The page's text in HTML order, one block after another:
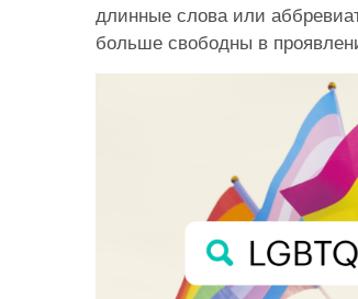
длинные слова или
больше свободны в